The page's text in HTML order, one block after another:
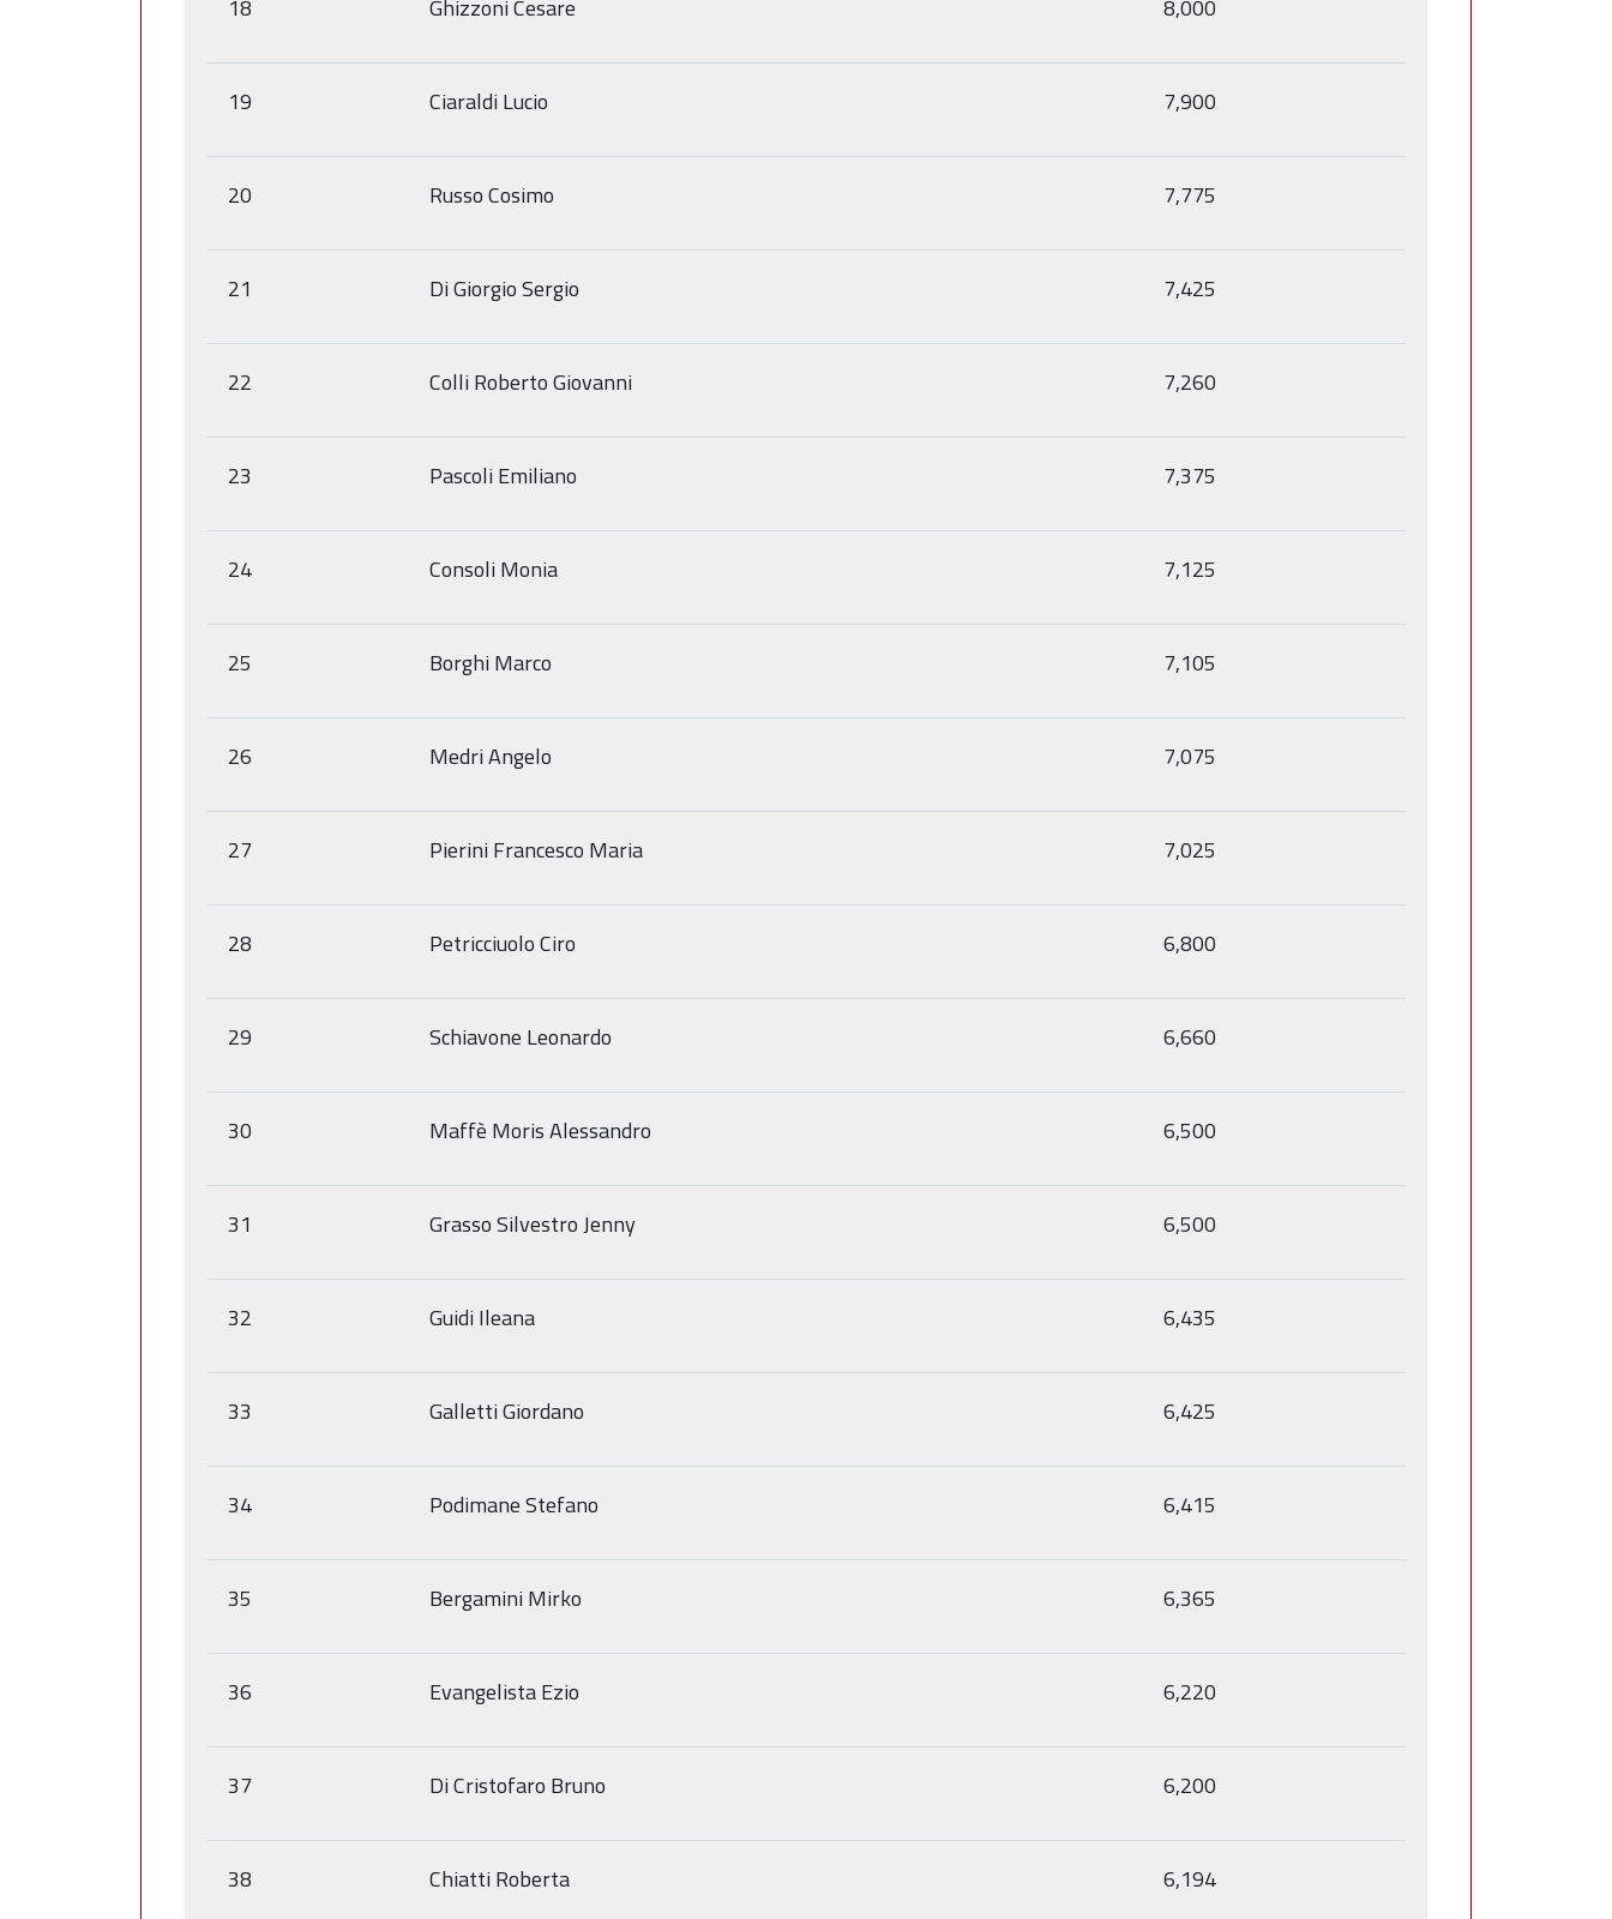
18 Ghizzoni Cesare 8,000
19 Ciaraldi Lucio 7,900
20 Russo Cosimo 7,775
21 Di Giorgio Sergio 7,425
22 Colli Roberto Giovanni 7,260
23 Pascoli Emiliano 7,375
24 Consoli Monia 7,125
25 Borghi Marco 7,105
26 Medri Angelo 7,075
27 Pierini Francesco Maria 7,025
28 Petricciuolo Ciro 6,800
29 Schiavone Leonardo 6,660
30 Maffè Moris Alessandro 6,500
31 Grasso Silvestro Jenny 6,500
32 Guidi Ileana 6,435
33 Galletti Giordano 6,425
34 Podimane Stefano 6,415
35 Bergamini Mirko 6,365
36 Evangelista Ezio 6,220
37 Di Cristofaro Bruno 6,200
38 Chiatti Roberta 6,194